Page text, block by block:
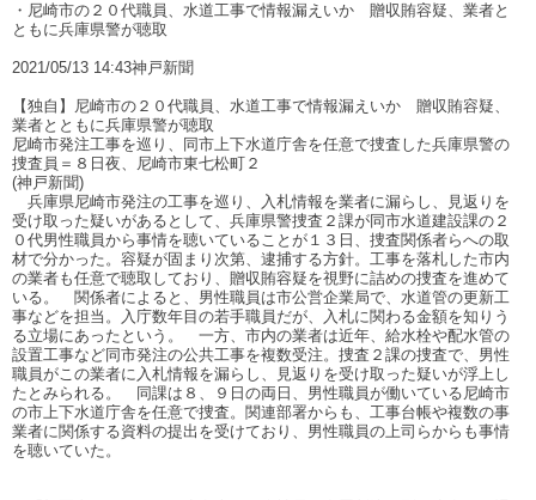
・尼崎市の２０代職員、水道工事で情報漏えいか 贈収賄容疑、業者と
ともに兵庫県警が聴取
2021/05/13 14:43神戸新聞
【独自】尼崎市の２０代職員、水道工事で情報漏えいか 贈収賄容疑、
業者とともに兵庫県警が聴取
尼崎市発注工事を巡り、同市上下水道庁舎を任意で捜査した兵庫県警の
捜査員＝８日夜、尼崎市東七松町２
(神戸新聞)
兵庫県尼崎市発注の工事を巡り、入札情報を業者に漏らし、見返りを
受け取った疑いがあるとして、兵庫県警捜査２課が同市水道建設課の２
０代男性職員から事情を聴いていることが１３日、捜査関係者らへの取
材で分かった。容疑が固まり次第、逮捕する方針。工事を落札した市内
の業者も任意で聴取しており、贈収賄容疑を視野に詰めの捜査を進めて
いる。 関係者によると、男性職員は市公営企業局で、水道管の更新工
事などを担当。入庁数年目の若手職員だが、入札に関わる金額を知りう
る立場にあったという。 一方、市内の業者は近年、給水栓や配水管の
設置工事など同市発注の公共工事を複数受注。捜査２課の捜査で、男性
職員がこの業者に入札情報を漏らし、見返りを受け取った疑いが浮上し
たとみられる。 同課は８、９日の両日、男性職員が働いている尼崎市
の市上下水道庁舎を任意で捜査。関連部署からも、工事台帳や複数の事
業者に関係する資料の提出を受けており、男性職員の上司らからも事情
を聴いていた。